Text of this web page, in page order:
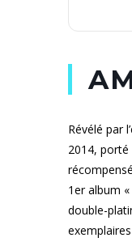
Révélé par
2014, porté
1er album
double-